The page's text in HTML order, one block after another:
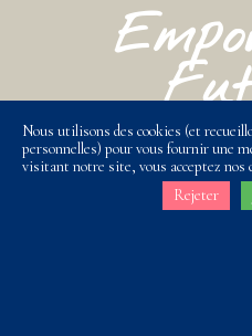
+33 (0)6
Nous utilisons des cookies (et
personnelles) pour vous fournir une
visitant notre site, vous acceptez nos
Rejeter